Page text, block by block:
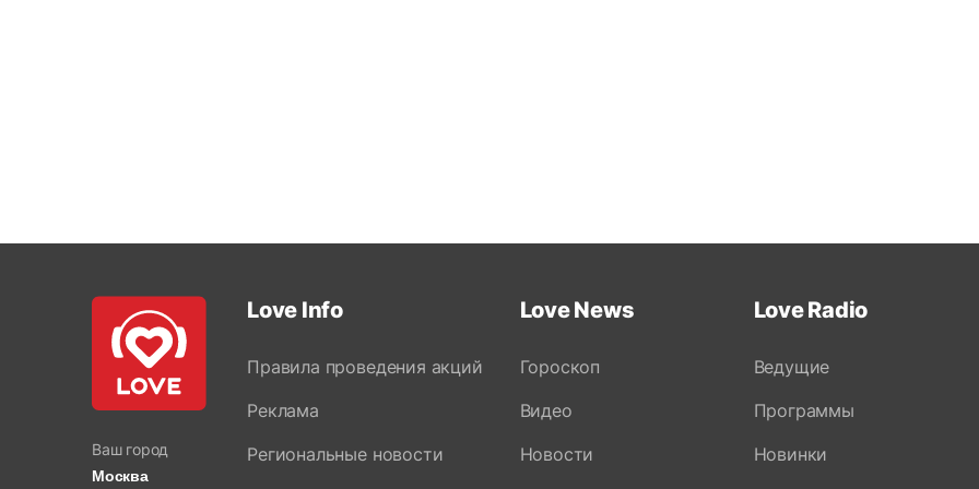
Ваш город
Москва
Love Info
Правила проведения акций
Реклама
Региональные новости
Love News
Гороскоп
Видео
Новости
Love Radio
Ведущие
Программы
Новинки